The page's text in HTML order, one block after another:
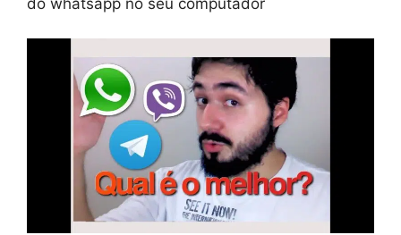
do whatsapp no seu computador